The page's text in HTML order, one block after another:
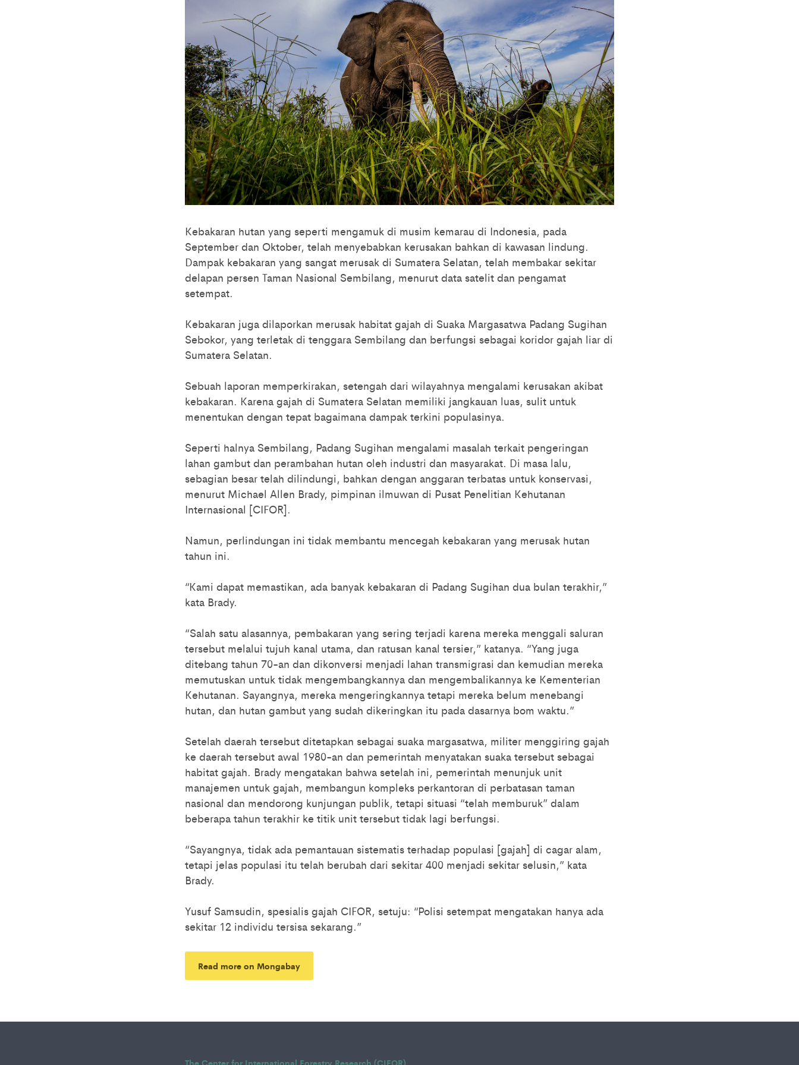
Kebakaran hutan yang seperti mengamuk di musim kemarau di Indonesia, pada
September dan Oktober, telah menyebabkan kerusakan bahkan di kawasan lindung.
Dampak kebakaran yang sangat merusak di Sumatera Selatan, telah membakar sekitar
delapan persen Taman Nasional Sembilang, menurut data satelit dan pengamat
setempat.
Kebakaran juga dilaporkan merusak habitat gajah di Suaka Margasatwa Padang Sugihan
Sebokor, yang terletak di tenggara Sembilang dan berfungsi sebagai koridor gajah liar di
Sumatera Selatan.
Sebuah laporan memperkirakan, setengah dari wilayahnya mengalami kerusakan akibat
kebakaran. Karena gajah di Sumatera Selatan memiliki jangkauan luas, sulit untuk
menentukan dengan tepat bagaimana dampak terkini populasinya.
Seperti halnya Sembilang, Padang Sugihan mengalami masalah terkait pengeringan
lahan gambut dan perambahan hutan oleh industri dan masyarakat. Di masa lalu,
sebagian besar telah dilindungi, bahkan dengan anggaran terbatas untuk konservasi,
menurut Michael Allen Brady, pimpinan ilmuwan di Pusat Penelitian Kehutanan
Internasional [CIFOR].
Namun, perlindungan ini tidak membantu mencegah kebakaran yang merusak hutan
tahun ini.
“Kami dapat memastikan, ada banyak kebakaran di Padang Sugihan dua bulan terakhir,”
kata Brady.
“Salah satu alasannya, pembakaran yang sering terjadi karena mereka menggali saluran
tersebut melalui tujuh kanal utama, dan ratusan kanal tersier,” katanya. “Yang juga
ditebang tahun 70-an dan dikonversi menjadi lahan transmigrasi dan kemudian mereka
memutuskan untuk tidak mengembangkannya dan mengembalikannya ke Kementerian
Kehutanan. Sayangnya, mereka mengeringkannya tetapi mereka belum menebangi
hutan, dan hutan gambut yang sudah dikeringkan itu pada dasarnya bom waktu.”
Setelah daerah tersebut ditetapkan sebagai suaka margasatwa, militer menggiring gajah
ke daerah tersebut awal 1980-an dan pemerintah menyatakan suaka tersebut sebagai
habitat gajah. Brady mengatakan bahwa setelah ini, pemerintah menunjuk unit
manajemen untuk gajah, membangun kompleks perkantoran di perbatasan taman
nasional dan mendorong kunjungan publik, tetapi situasi “telah memburuk” dalam
beberapa tahun terakhir ke titik unit tersebut tidak lagi berfungsi.
“Sayangnya, tidak ada pemantauan sistematis terhadap populasi [gajah] di cagar alam,
tetapi jelas populasi itu telah berubah dari sekitar 400 menjadi sekitar selusin,” kata
Brady.
Yusuf Samsudin, spesialis gajah CIFOR, setuju: “Polisi setempat mengatakan hanya ada
sekitar 12 individu tersisa sekarang.”
Read more on Mongabay
The Center for International Forestry Research (CIFOR)